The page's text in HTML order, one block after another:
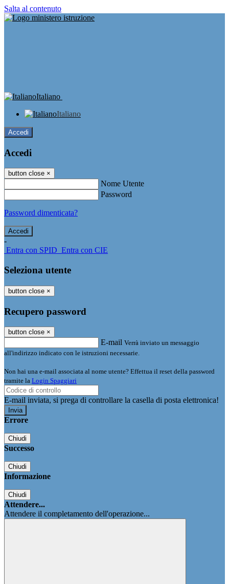
Salta al contenuto
Italiano
Italiano
Accedi
Accedi
button close ×
Nome Utente
Password
Password dimenticata?
-
Entra con SPID Entra con CIE
Seleziona utente
button close ×
Recupero password
button close ×
E-mail Verrà inviato un messaggio
all'indirizzo indicato con le istruzioni necessarie.
Non hai una e-mail associata al nome utente? Effettua il reset della password
tramite la Login Spaggiari
E-mail inviata, si prega di controllare la casella di posta elettronica!
Errore
Chiudi
Successo
Chiudi
Informazione
Chiudi
Attendere...
Attendere il completamento dell'operazione...